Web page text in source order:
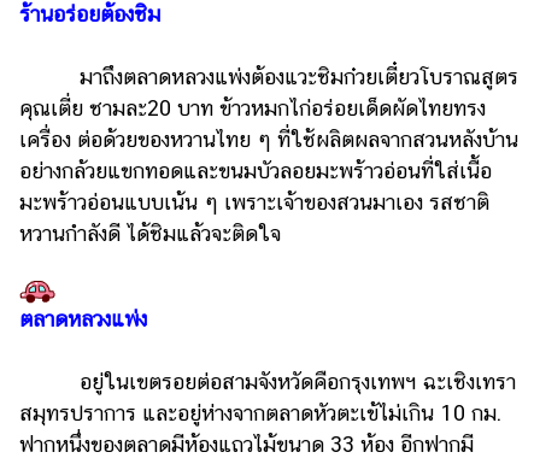
ร้านอร่อยต้องชิม
มาถึงตลาดหลวงแพ่งต้องแวะชิมก๋วยเตี๋ยวโบราณสูตร
คุณเตี่ย ชามละ20 บาท ข้าวหมกไก่อร่อยเด็ดผัดไทยทรง
เครื่อง ต่อด้วยของหวานไทย ๆ ที่ใช้ผลิตผลจากสวนหลังบ้าน
อย่างกล้วยแขกทอดและขนมบัวลอยมะพร้าวอ่อนที่ใส่เนื้อ
มะพร้าวอ่อนแบบเน้น ๆ เพราะเจ้าของสวนมาเอง รสชาติ
หวานกำลังดี ได้ชิมแล้วจะติดใจ
ตลาดหลวงแพ่ง
อยู่ในเขตรอยต่อสามจังหวัดคือกรุงเทพฯ ฉะเชิงเทรา
สมุทรปราการ และอยู่ห่างจากตลาดหัวตะเข้ไม่เกิน 10 กม.
ฟากหนึ่งของตลาดมีห้องแถวไม้ขนาด 33 ห้อง อีกฟากมี